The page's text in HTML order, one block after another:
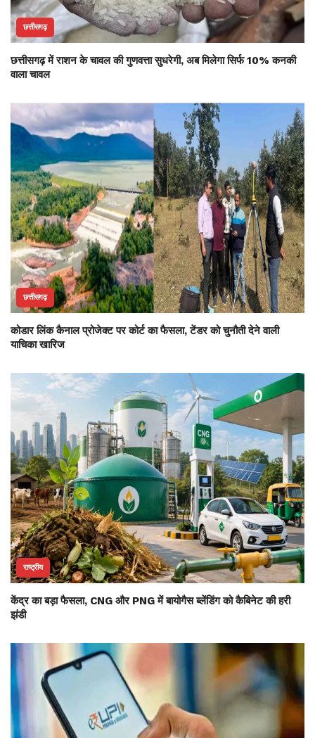
छत्तीसगढ़
छत्तीसगढ़ में राशन के चावल की गुणवत्ता सुधरेगी, अब मिलेगा सिर्फ 10% कनकी
वाला चावल
छत्तीसगढ़
कोडार लिंक कैनाल प्रोजेक्ट पर कोर्ट का फैसला, टेंडर को चुनौती देने वाली
याचिका खारिज
राष्ट्रीय
केंद्र का बड़ा फैसला, CNG और PNG में बायोगैस ब्लेंडिंग को कैबिनेट की हरी
झंडी